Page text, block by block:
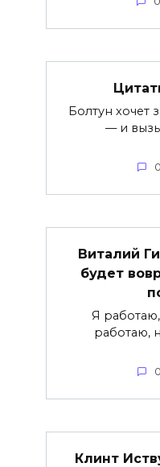
Болтун хочет
— и
0
Виталий
будет
Я
работаю,
0
Клинт